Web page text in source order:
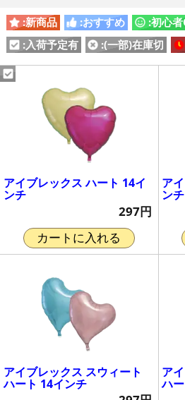
:新商品 :おすすめ :初心者
:入荷予定有
:(一部)在庫切
アイブレックス ハート 14イ
ンチ
297円
カートに入れる
ア
ンチ
アイブレックス スウィート
ハート 14インチ
ア
ハ